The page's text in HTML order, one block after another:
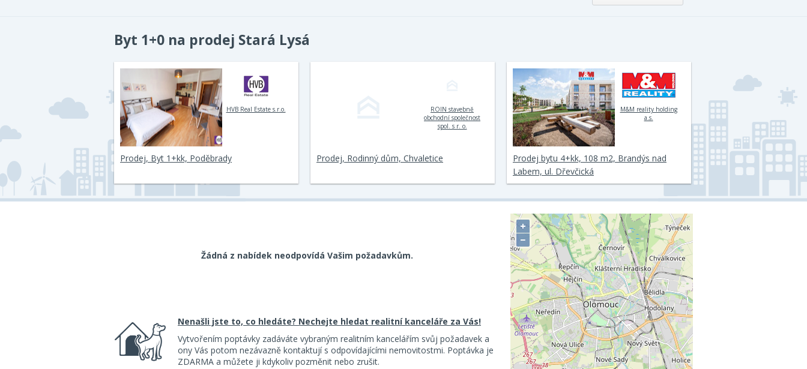
Byt 1+0 na prodej Stará Lysá
HVB Real Estate s.r.o.
Prodej, Byt 1+kk, Poděbrady
ROIN stavebně
obchodní společnost
spol. s r. o.
Prodej, Rodinný dům, Chvaletice
M&M reality holding
a.s.
Prodej bytu 4+kk, 108 m2, Brandýs nad
Labem, ul. Dřevčická
Žádná z nabídek neodpovídá Vašim požadavkům.
Nenašli jste to, co hledáte? Nechejte hledat realitní kanceláře za Vás!
Vytvořením poptávky zadáváte vybraným realitním kancelářím svůj požadavek a
ony Vás potom nezávazně kontaktují s odpovídajícími nemovitostmi. Poptávka je
ZDARMA a můžete ji kdykoliv pozměnit nebo zrušit.
+
−